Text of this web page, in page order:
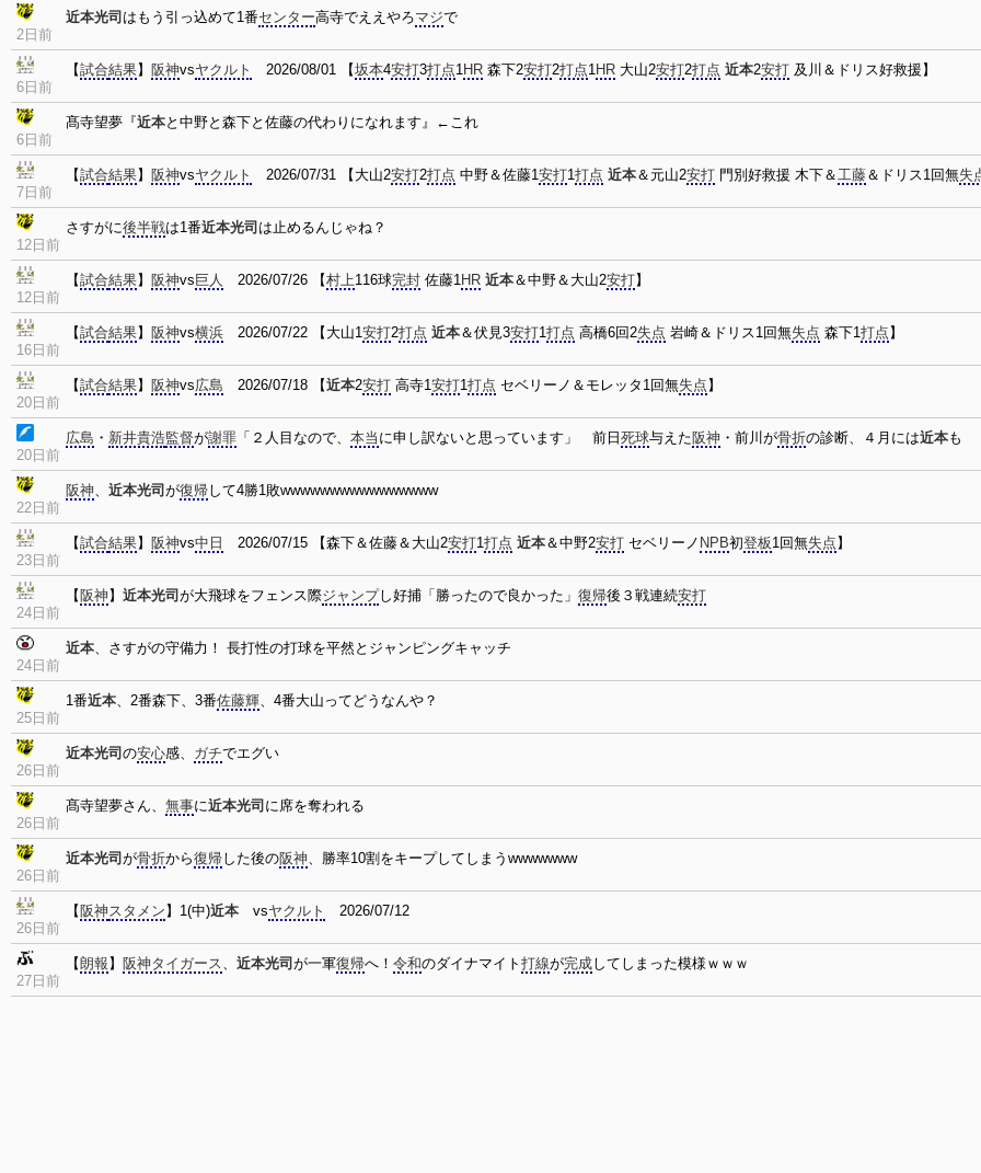
2日前
近本光司 はもう引っ込めて1番センター高寺でええやろマジで
6日前
【試合結果】 阪神vsヤクルト 2026/08/01 【坂本4安打3打点1HR 森下2安打2打点1HR 大山2安打2打点 近本2安打 及川＆ドリス好救援】
6日前
髙寺望夢『近本と中野と森下と佐藤の代わりになれます』←これ
7日前
【試合結果】 阪神vsヤクルト 2026/07/31 【大山2安打2打点 中野＆佐藤1安打1打点 近本＆元山2安打 門別好救援 木下＆工藤＆ドリス1回無失
12日前
さすがに後半戦は1番近本光司 は止めるんじゃね？
12日前
【試合結果】 阪神vs 巨人 2026/07/26 【村上116球完封 佐藤1HR 近本＆中野＆大山2安打】
16日前
【試合結果】 阪神vs横浜 2026/07/22 【大山1安打2打点 近本＆伏見3安打1打点 高橋6回2失点 岩崎＆ドリス1回無失点 森下1打点 】
20日前
【試合結果】 阪神vs広島 2026/07/18 【近本2安打 高寺1安打1打点 セベリーノ＆モレッタ1回無失点 】
20日前
広島 ・ 新井貴浩監督が謝罪 「２人目なので、 本当 に申し訳ないと思っています」 前日 死球与えた阪神 ・前川が骨折の診断、４月には近本も
22日前
阪神、 近本光司 が復帰して4勝1敗wwwwwwwwwwwwwwww
23日前
【試合結果】 阪神vs中日 2026/07/15 【森下＆佐藤＆大山2安打1打点 近本＆中野2安打 セベリーノ NPB初登板1回無失点 】
24日前
【 阪神 】 近本光司 が大飛球をフェンス際ジャンプし好捕「勝ったので良かった」 復帰後３戦連続安打
24日前
近本、さすがの守備力！ 長打性の打球を平然とジャンピングキャッチ
25日前
1番近本、2番森下、3番佐藤輝、4番大山ってどうなんや？
26日前
近本光司 の安心感、 ガチでエグい
26日前
髙寺望夢さん、 無事に近本光司 に席を奪われる
26日前
近本光司 が骨折から復帰した後の阪神、勝率10割をキープしてしまうwwwwwww
26日前
【 阪神スタメン 】1(中)近本 vsヤクルト 2026/07/12
27日前
【朗報 】 阪神タイガース、 近本光司 が一軍復帰へ！ 令和のダイナマイト 打線が完成してしまった模様ｗｗｗ